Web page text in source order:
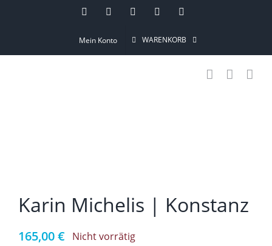
InstagramPinterestFacebookYouTube
Mein Konto WARENKORB
Karin Michelis | Konstanz
165,00€ Nicht vorrätig